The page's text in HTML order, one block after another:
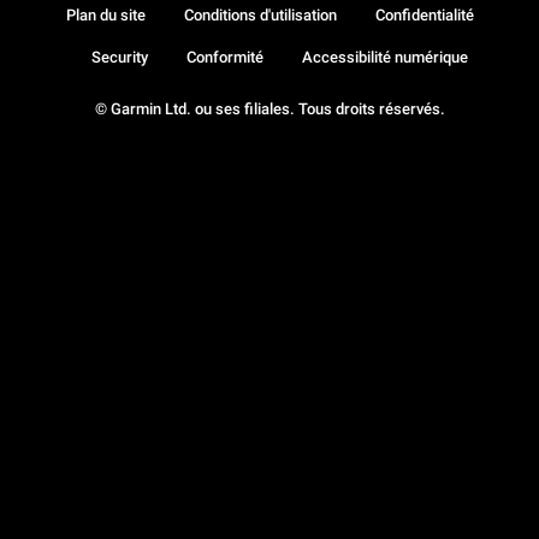
© Garmin Ltd. ou ses filiales. Tous droits réservés.
Plan du site Conditions d'utilisation Confidentialité
Security Conformité Accessibilité numérique